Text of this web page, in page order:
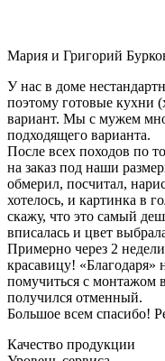
Мария и Григорий
У нас в доме
поэтому готовые кухни
вариант. Мы с мужем
подходящего варианта.
После всех походов по
на заказ под наши
обмерил, посчитал,
хотелось, и картинка в
скажу, что это самый
вписалась и цвет
Примерно через 2
красавицу!
помучиться с монтажом
получился отменный.
Большое всем спасибо!
Качество продукции